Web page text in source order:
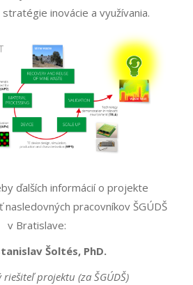
inovácie a využívania.
ďalších informácií o projekte
pracovníkov ŠGÚDŠ
v Bratislave:
Šoltés, PhD.
projektu (za ŠGÚDŠ)